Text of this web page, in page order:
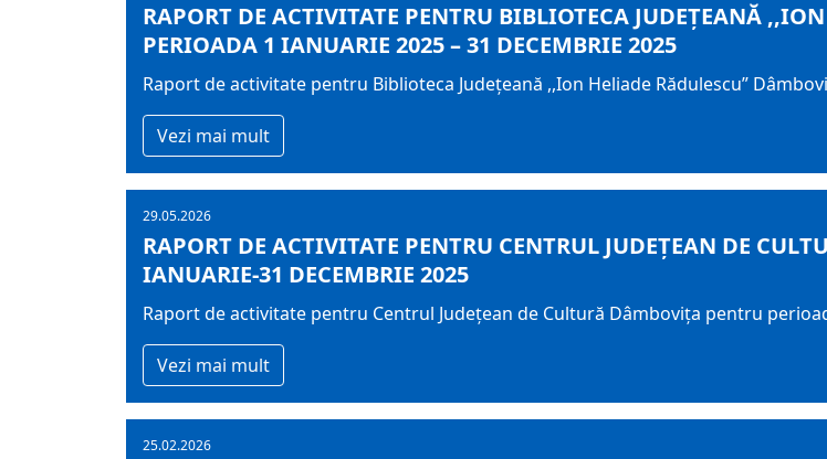
RAPORT DE ACTIVITATE PENTRU BIBLIOTECA JUDEȚEANĂ
PERIOADA 1 IANUARIE 2025 – 31 DECEMBRIE 2025
Raport de activitate pentru Biblioteca Județeană ,,Ion Heliade Rădulescu”
Vezi mai mult
29.05.2026
RAPORT DE ACTIVITATE PENTRU CENTRUL JUDEȚEAN DE
IANUARIE-31 DECEMBRIE 2025
Raport de activitate pentru Centrul Județean de Cultură Dâmboviţa pentru
Vezi mai mult
25.02.2026